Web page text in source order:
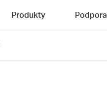
Produkty Podpora